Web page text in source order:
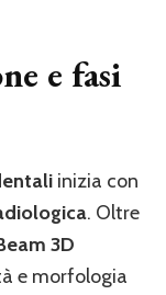
e fasi
inizia con
. Oltre
3D
e morfologia